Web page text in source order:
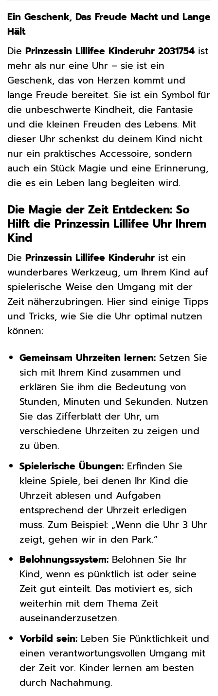
Ein Geschenk, Das Freude Macht und Lange
Hält
Die Prinzessin Lillifee Kinderuhr 2031754 ist
mehr als nur eine Uhr – sie ist ein
Geschenk, das von Herzen kommt und
lange Freude bereitet. Sie ist ein Symbol für
die unbeschwerte Kindheit, die Fantasie
und die kleinen Freuden des Lebens. Mit
dieser Uhr schenkst du deinem Kind nicht
nur ein praktisches Accessoire, sondern
auch ein Stück Magie und eine Erinnerung,
die es ein Leben lang begleiten wird.
Die Magie der Zeit Entdecken: So
Hilft die Prinzessin Lillifee Uhr Ihrem
Kind
Die Prinzessin Lillifee Kinderuhr ist ein
wunderbares Werkzeug, um Ihrem Kind auf
spielerische Weise den Umgang mit der
Zeit näherzubringen. Hier sind einige Tipps
und Tricks, wie Sie die Uhr optimal nutzen
können:
Gemeinsam Uhrzeiten lernen:Setzen Sie
sich mit Ihrem Kind zusammen und
erklären Sie ihm die Bedeutung von
Stunden, Minuten und Sekunden. Nutzen
Sie das Zifferblatt der Uhr, um
verschiedene Uhrzeiten zu zeigen und
zu üben.
Spielerische Übungen:Erfinden Sie
kleine Spiele, bei denen Ihr Kind die
Uhrzeit ablesen und Aufgaben
entsprechend der Uhrzeit erledigen
muss. Zum Beispiel: „Wenn die Uhr 3 Uhr
zeigt, gehen wir in den Park.“
Belohnungssystem:Belohnen Sie Ihr
Kind, wenn es pünktlich ist oder seine
Zeit gut einteilt. Das motiviert es, sich
weiterhin mit dem Thema Zeit
auseinanderzusetzen.
Vorbild sein:Leben Sie Pünktlichkeit und
einen verantwortungsvollen Umgang mit
der Zeit vor. Kinder lernen am besten
durch Nachahmung.